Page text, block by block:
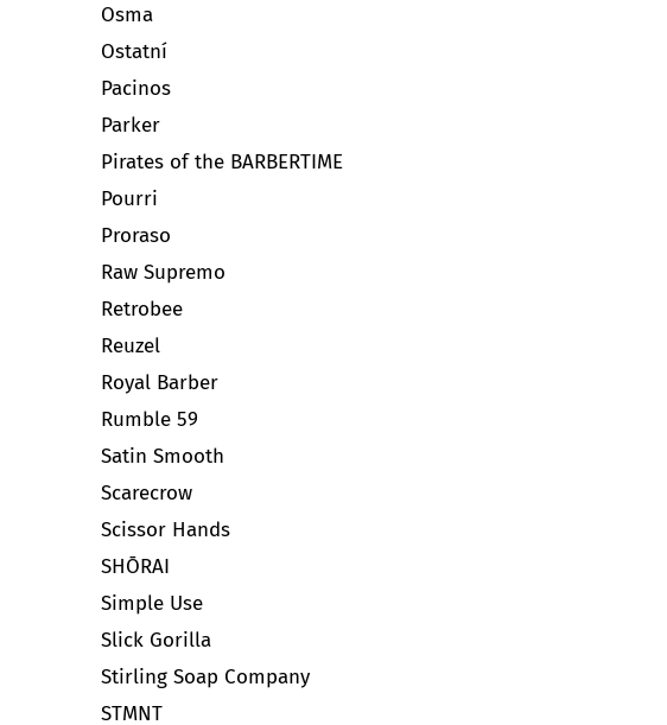
Osma
Ostatní
Pacinos
Parker
Pirates of the BARBERTIME
Pourri
Proraso
Raw Supremo
Retrobee
Reuzel
Royal Barber
Rumble 59
Satin Smooth
Scarecrow
Scissor Hands
SHŌRAI
Simple Use
Slick Gorilla
Stirling Soap Company
STMNT